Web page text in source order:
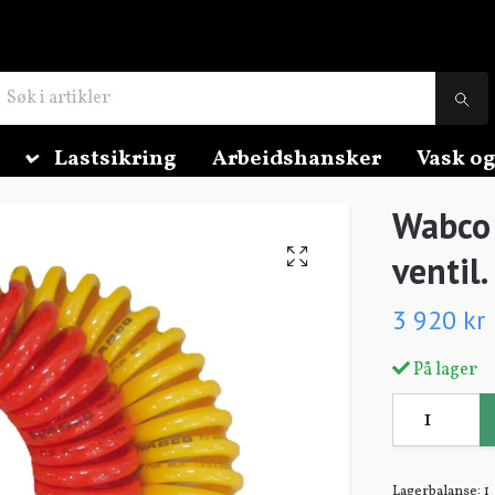
Lastsikring Arbeidshansker Vask
3 920 kr
På lager